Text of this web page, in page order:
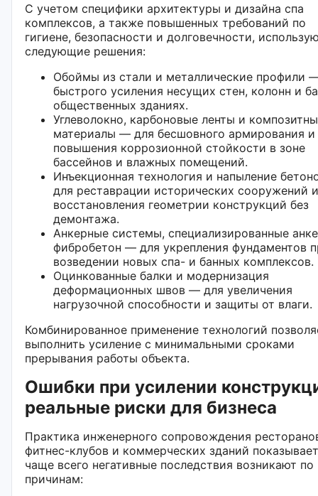
С учетом специфики архитектуры и дизайна спа
комплексов, а также повышенных требований по
гигиене, безопасности и долговечности,
следующие решения:
Обоймы из стали и металлические профили
быстрого усиления несущих стен, колонн и
общественных зданиях.
Углеволокно, карбоновые ленты и
материалы — для бесшовного армирования и
повышения коррозионной стойкости в зоне
бассейнов и влажных помещений.
Инъекционная технология и напыление
для реставрации исторических сооружений и
восстановления геометрии конструкций без
демонтажа.
Анкерные системы, специализированные
фибробетон — для укрепления фундаментов
возведении новых спа- и банных комплексов.
Оцинкованные балки и модернизация
деформационных швов — для увеличения
нагрузочной способности и защиты от влаги.
Комбинированное применение технологий
выполнить усиление с минимальными сроками
прерывания работы объекта.
Ошибки при усилении
реальные риски для бизнеса
Практика инженерного сопровождения
фитнес-клубов и коммерческих зданий
чаще всего негативные последствия возникают по
причинам: